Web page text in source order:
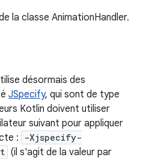
la classe AnimationHandler.
désormais des
JSpecify, qui sont de type
Kotlin doivent utiliser
suivant pour appliquer
:
-Xjspecify-
(il s'agit de la valeur par